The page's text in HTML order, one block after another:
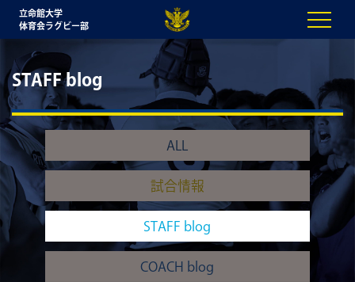
立命館大学
体育会ラグビー部
STAFF blog
ALL
試合情報
STAFF blog
COACH blog